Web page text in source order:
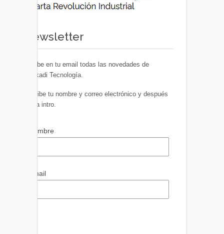
Newsletter
Recibe en tu email todas las novedades de
Euskadi Tecnología.
Escribe tu nombre y correo electrónico y después
pulsa intro.
Nombre
Email